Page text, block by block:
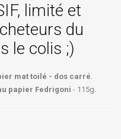
limité et
du
le colis ;)
mat toilé - dos carré.
papier Fedrigoni - 115g.